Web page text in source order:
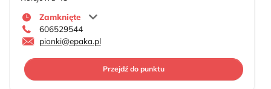
Zamknięte
606529544
pionki@epaka.pl
Przejdź do punktu